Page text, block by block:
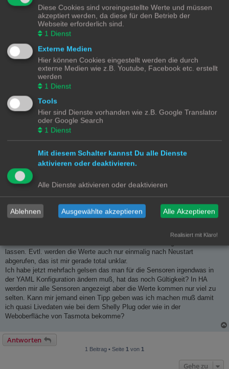
dummies.de/
Antworten
KaeptnBlaubaer
Messwerte von TASMOTA - MQTT - HomeAssistant
B
e
i
Mi 10. Apr 2024, 19:51
Hallo zusammen,
ich hatte mir eine Automatisierung für meine Waschmaschine gebastelt,
die bei bestimmten Werten vom Balkonkraftwerk einschalten soll. Ein
Nun habe ich mir eine passende Steckdose gekauft und dachte das eine
Steckdose mit TASMOTA die beste Wahl sei, leider macht es das Ganze
irgendwie erheblich komplizierter als mit dem Shelly Plug.
einschalten.
Im Moment habe ich aber Probleme mit der Übertargung der Messwerte
keine Ahnung wann und wie diese Empfangen werden. Fakt ist das diese
lassen. Evtl. werden die Werte auch nur einmalig nach Neustart
abgerufen, das ist mir gerade total unklar.
Ich habe jetzt mehrfach gelsen das man für die Sensoren irgendwas in
der YAML Konfiguration ändern muß, hat das noch Gültigkeit? In HA
werden mir alle Sensoren angezeigt aber die Werte kommen nur viel zu
selten. Kann mir jemand einen Tipp geben was ich machen muß damit
ich quasi Livedaten wie bei dem Shelly Plug oder wie in der
Weboberfläche von Tasmota bekomme?
Antworten
1 Beitrag • Seite 1 von 1
Gehe zu
Diese Cookies sind voreingestellte Werte und müssen
akzeptiert werden, da diese für den Betrieb der
Webseite erforderlich sind.
1 Dienst
Externe Medien
Hier können Cookies eingestellt werden die durch
externe Medien wie z.B. Youtube, Facebook etc. erstellt
werden
1 Dienst
Tools
Hier sind Dienste vorhanden wie z.B. Google Translator
oder Google Search
1 Dienst
Mit diesem Schalter kannst Du alle Dienste
aktivieren oder deaktivieren.
Alle Dienste aktivieren oder deaktivieren
Ablehnen Ausgewählte akzeptieren Alle Akzeptieren
Realisiert mit Klaro!